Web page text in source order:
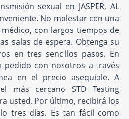
sexual en JASPER, AL
No molestar con una
con largos tiempos de
salas de espera. Obtenga su
en tres sencillos pasos. En
pedido con nosotros a través
en el precio asequible. A
más cercano STD Testing
usted. Por último, recibirá los
tres días. Es tan fácil como